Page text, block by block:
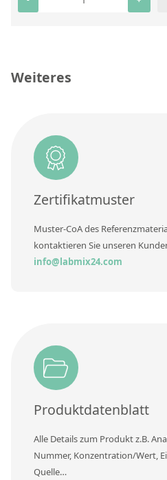
RFA-Monitorproben aus Silikatglas
Über uns
Presse und Aktuelles
Vertretungen im Ausland
Messen und Events
DIN EN ISO 9001:2015 Zertifizierung
FAQ
Weiteres
Zertifikatmuster
Muster-CoA des
kontaktieren Sie unseren
info@labmix24.com
Produktdatenblatt
Alle Details zum Produkt z.B.
Nummer, Konzentration/Wert,
Quelle…